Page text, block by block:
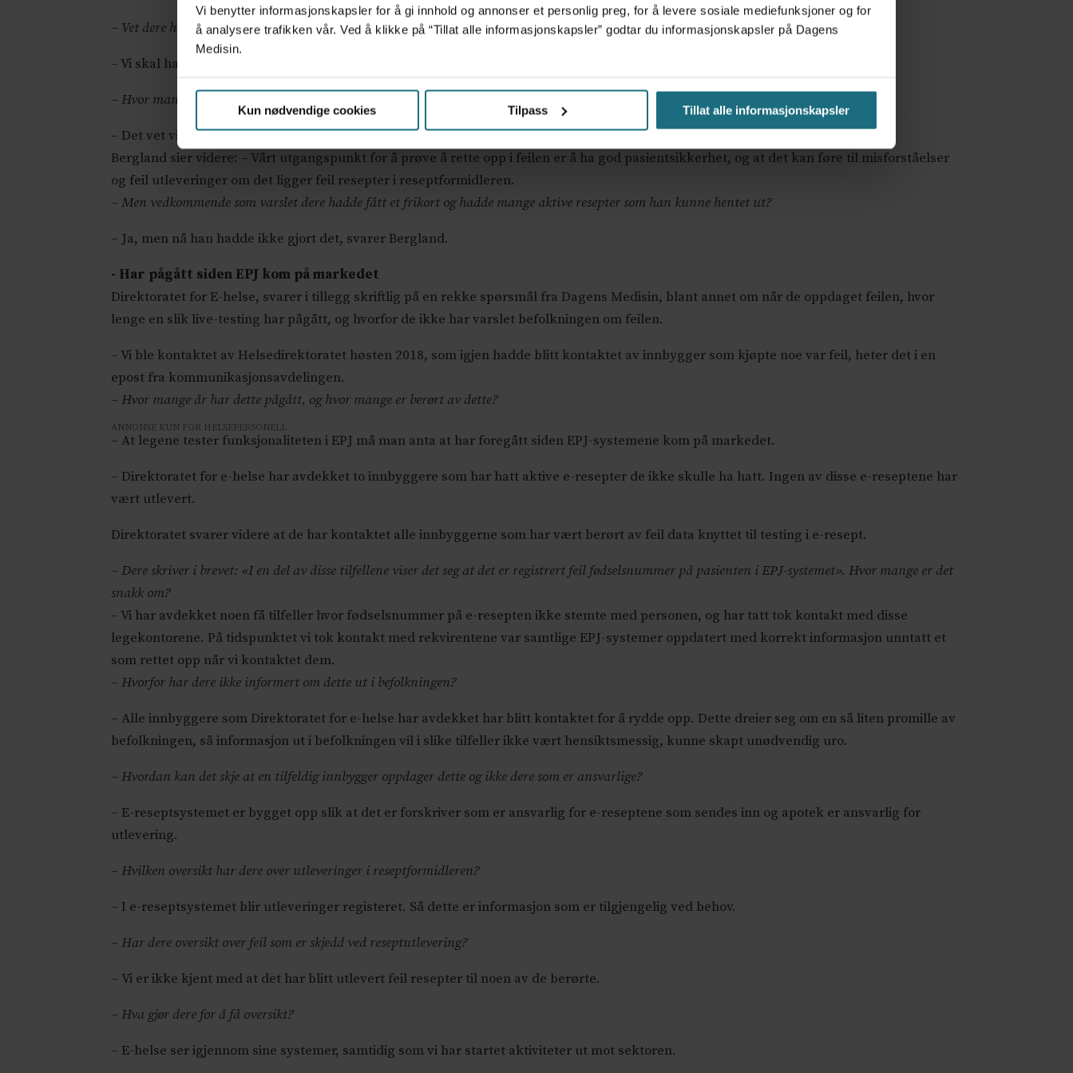
Vi benytter informasjonskapsler for å gi innhold og annonser et personlig preg, for å levere sosiale mediefunksjoner og for
å analysere trafikken vår. Ved å klikke på “Tillat alle informasjonskapsler” godtar du informasjonskapsler på Dagens
Medisin.
Kun nødvendige cookies Tilpass Tillat alle informasjonskapsler
– Vet dere hvor mange fastleger som tester og hvem de er?
– Vi skal ha informasjon ut til alle om at når man tester systemene så skal man ikke gjøre det live.
– Hvor mange fastleger er det som tester?
– Det vet vi ikke.
Bergland sier videre: – Vårt utgangspunkt for å prøve å rette opp i feilen er å ha god pasientsikkerhet, og at det kan føre til misforståelser
og feil utleveringer om det ligger feil resepter i reseptformidleren.
– Men vedkommende som varslet dere hadde fått et frikort og hadde mange aktive resepter som han kunne hentet ut?
– Ja, men nå han hadde ikke gjort det, svarer Bergland.
- Har pågått siden EPJ kom på markedet
Direktoratet for E-helse, svarer i tillegg skriftlig på en rekke spørsmål fra Dagens Medisin, blant annet om når de oppdaget feilen, hvor
lenge en slik live-testing har pågått, og hvorfor de ikke har varslet befolkningen om feilen.
– Vi ble kontaktet av Helsedirektoratet høsten 2018, som igjen hadde blitt kontaktet av innbygger som kjøpte noe var feil, heter det i en
epost fra kommunikasjonsavdelingen.
– Hvor mange år har dette pågått, og hvor mange er berørt av dette?
ANNONSE KUN FOR HELSEPERSONELL
– At legene tester funksjonaliteten i EPJ må man anta at har foregått siden EPJ-systemene kom på markedet.
– Direktoratet for e-helse har avdekket to innbyggere som har hatt aktive e-resepter de ikke skulle ha hatt. Ingen av disse e-reseptene har
vært utlevert.
Direktoratet svarer videre at de har kontaktet alle innbyggerne som har vært berørt av feil data knyttet til testing i e-resept.
– Dere skriver i brevet: «I en del av disse tilfellene viser det seg at det er registrert feil fødselsnummer på pasienten i EPJ-systemet». Hvor mange er det
snakk om?
– Vi har avdekket noen få tilfeller hvor fødselsnummer på e-resepten ikke stemte med personen, og har tatt tok kontakt med disse
legekontorene. På tidspunktet vi tok kontakt med rekvirentene var samtlige EPJ-systemer oppdatert med korrekt informasjon unntatt et
som rettet opp når vi kontaktet dem.
– Hvorfor har dere ikke informert om dette ut i befolkningen?
– Alle innbyggere som Direktoratet for e-helse har avdekket har blitt kontaktet for å rydde opp. Dette dreier seg om en så liten promille av
befolkningen, så informasjon ut i befolkningen vil i slike tilfeller ikke vært hensiktsmessig, kunne skapt unødvendig uro.
– Hvordan kan det skje at en tilfeldig innbygger oppdager dette og ikke dere som er ansvarlige?
– E-reseptsystemet er bygget opp slik at det er forskriver som er ansvarlig for e-reseptene som sendes inn og apotek er ansvarlig for
utlevering.
– Hvilken oversikt har dere over utleveringer i reseptformidleren?
– I e-reseptsystemet blir utleveringer registeret. Så dette er informasjon som er tilgjengelig ved behov.
– Har dere oversikt over feil som er skjedd ved reseptutlevering?
–Vi er ikke kjent med at det har blitt utlevert feil resepter til noen av de berørte.
– Hva gjør dere for å få oversikt?
– E-helse ser igjennom sine systemer, samtidig som vi har startet aktiviteter ut mot sektoren.